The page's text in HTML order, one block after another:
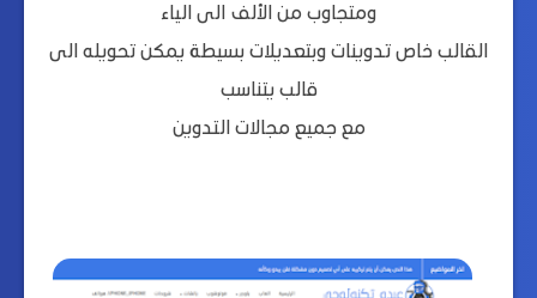
ومتجاوب من الألف الى الياء
القالب خاص تدوينات وبتعديلات بسيطة يمكن تحويله الى
قالب يتناسب
مع جميع مجالات التدوين